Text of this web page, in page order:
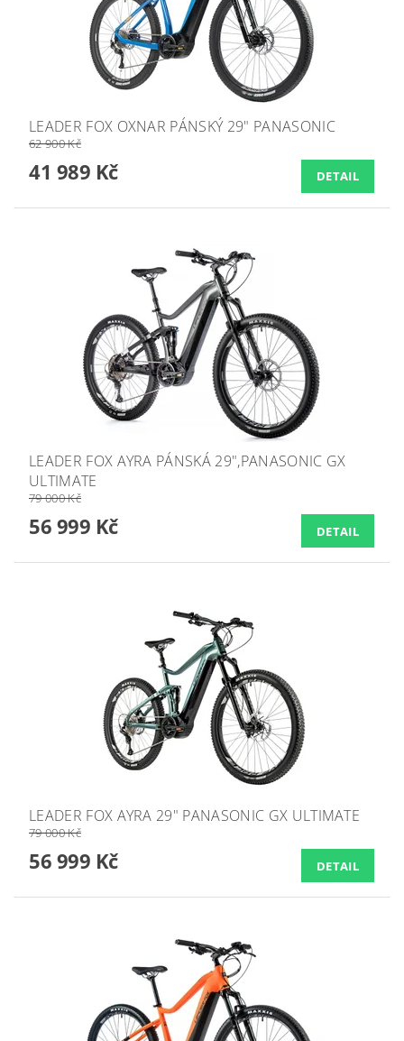
LEADER FOX OXNAR PÁNSKÝ 29" PANASONIC
62 900 Kč
41 989 Kč DETAIL
LEADER FOX AYRA PÁNSKÁ 29",PANASONIC GX
ULTIMATE
79 000 Kč
56 999 Kč DETAIL
LEADER FOX AYRA 29" PANASONIC GX ULTIMATE
79 000 Kč
56 999 Kč DETAIL